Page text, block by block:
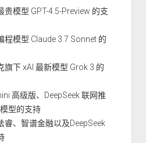
模型 GPT-4.5-Preview 的支
模型 Claude 3.7 Sonnet 的
下 xAI 最新模型 Grok 3 的
高级版、DeepSeek 联网推
型的支持
睿、智谱金融以及DeepSeek